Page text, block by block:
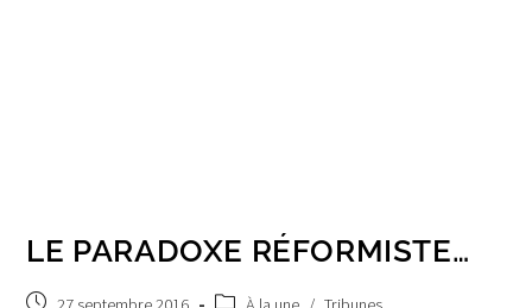
LE PARADOXE RÉFORMISTE…
Post
Post